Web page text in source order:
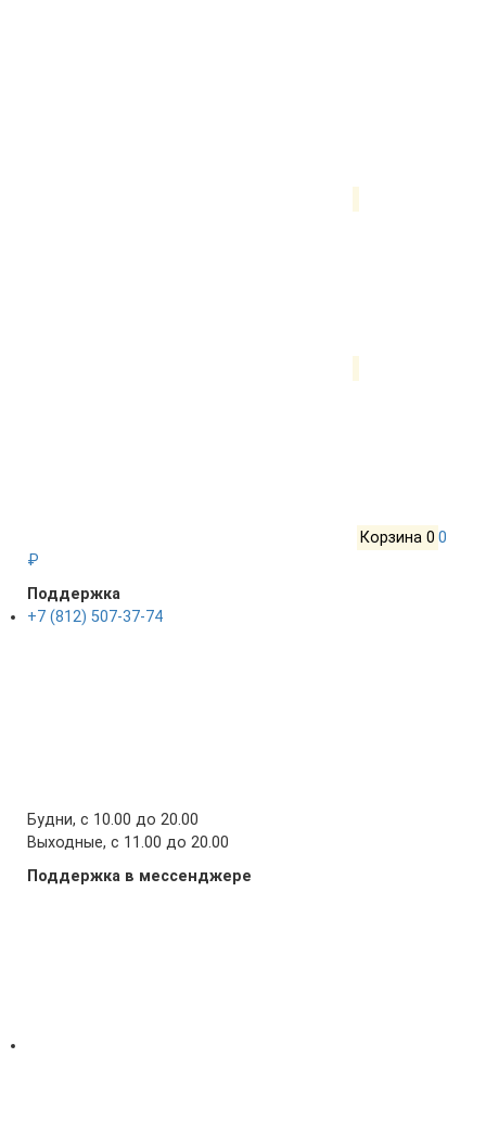
Корзина 0 0
₽
Поддержка
+7 (812) 507-37-74
Будни, с 10.00 до 20.00
Выходные, с 11.00 до 20.00
Поддержка в мессенджере